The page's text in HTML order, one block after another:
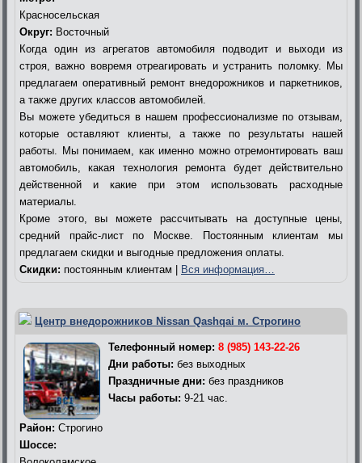
Красносельская
Округ: Восточный
Когда один из агрегатов автомобиля подводит и выходи из
строя, важно вовремя отреагировать и устранить поломку. Мы
предлагаем оперативный ремонт внедорожников и паркетников,
а также других классов автомобилей.
Вы можете убедиться в нашем профессионализме по отзывам,
которые оставляют клиенты, а также по результаты нашей
работы. Мы понимаем, как именно можно отремонтировать ваш
автомобиль, какая технология ремонта будет действительно
действенной и какие при этом использовать расходные
материалы.
Кроме этого, вы можете рассчитывать на доступные цены,
средний прайс-лист по Москве. Постоянным клиентам мы
предлагаем скидки и выгодные предложения оплаты.
Скидки: постоянным клиентам | Вся информация…
Центр внедорожников Nissan Qashqai м. Строгино
Телефонный номер: 8 (985) 143-22-26
Дни работы: без выходных
Праздничные дни: без праздников
Часы работы: 9-21 час.
Район: Строгино
Шоссе: